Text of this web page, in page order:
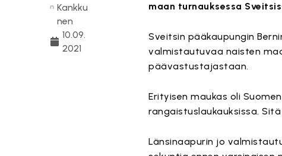
Kankku
nen
10.09.
2021
maan turnauksessa
Sveitsin pääkaupungin
valmistautuvaa naisten
päävastustajastaan.
Erityisen maukas oli
rangaistuslaukauksissa.
Länsinaapurin jo